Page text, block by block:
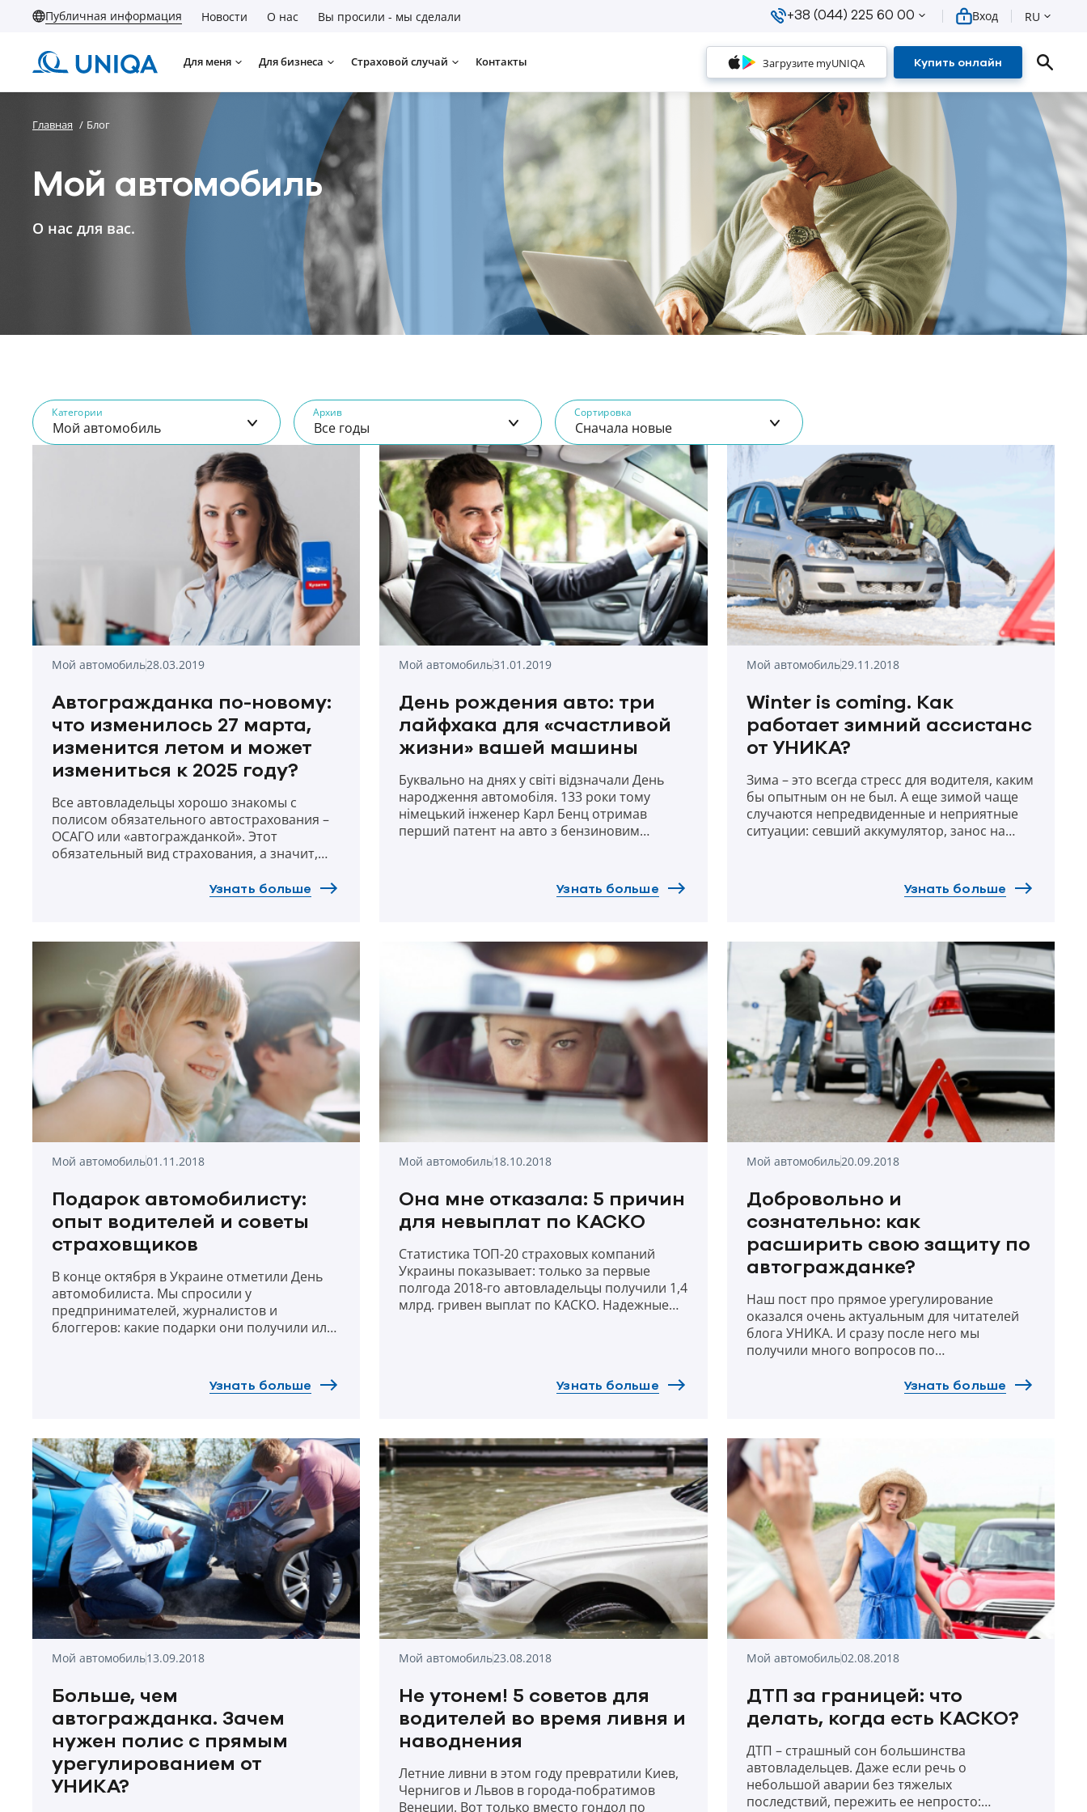
Публичная информация Новости О нас Вы просили - мы сделали +38 (044) 225 60 00 Вход RU
Для меня Для бизнеса Страховой случай Контакты Загрузите myUNIQA Купить онлайн
Главная / Блог
Мой автомобиль
О нас для вас.
Категории
Мой автомобиль
Архив
Все годы
Сортировка
Сначала новые
Мой автомобиль28.03.2019
Автогражданка по-новому:
что изменилось 27 марта,
изменится летом и может
измениться к 2025 году?
Все автовладельцы хорошо знакомы с
полисом обязательного автострахования –
ОСАГО или «автогражданкой». Этот
обязательный вид страхования, а значит,
общегосударственном уровне и строго
правила, и это только начало. Что ждет всех
водителей и страховщиков ОСАГО в
ближайшие дни, месяцы и несколько лет?
Узнать больше
Мой автомобиль31.01.2019
День рождения авто: три
лайфхака для «счастливой
жизни» вашей машины
Буквально на днях у світі відзначали День
народження автомобіля. 133 роки тому
німецький інженер Карл Бенц отримав
перший патент на авто з бензиновим
та їх власників. Дотримуючись їх, можна
знизити ризики аварій, раптових поломок
Узнать больше
Мой автомобиль29.11.2018
Winter is coming. Как
работает зимний ассистанс
от УНИКА?
Зима – это всегда стресс для водителя, каким
бы опытным он не был. А еще зимой чаще
случаются непредвиденные и неприятные
ситуации: севший аккумулятор, занос на
с УНИКА, до наступления холодов – стрессов
точно станет меньше. Почему?
Узнать больше
Мой автомобиль01.11.2018
Подарок автомобилисту:
опыт водителей и советы
страховщиков
В конце октября в Украине отметили День
автомобилиста. Мы спросили у
предпринимателей, журналистов и
блоггеров: какие подарки они получили или
программы могут стать полезным подарком
Узнать больше
Мой автомобиль18.10.2018
Она мне отказала: 5 причин
для невыплат по КАСКО
Статистика ТОП-20 страховых компаний
Украины показывает: только за первые
полгода 2018-го автовладельцы получили 1,4
млрд. гривен выплат по КАСКО. Надежные
есть исключения: сегодня мы расскажем,
Узнать больше
Мой автомобиль20.09.2018
Добровольно и
сознательно: как
расширить свою защиту по
автогражданке?
Наш пост про прямое урегулирование
оказался очень актуальным для читателей
блога УНИКА. И сразу после него мы
получили много вопросов по
водители называют добровольное
обязательным полисом. Что это за
страховка? И зачем она, если автовладелец
уже купил обычную автогражданку?
Рассказываем.
Узнать больше
Мой автомобиль13.09.2018
Больше, чем
автогражданка. Зачем
нужен полис с прямым
урегулированием от
УНИКА?
Мой автомобиль23.08.2018
Не утонем! 5 советов для
водителей во время ливня и
наводнения
Летние ливни в этом году превратили Киев,
Чернигов и Львов в города-побратимов
Венеции. Вот только вместо гондол по
Мой автомобиль02.08.2018
ДТП за границей: что
делать, когда есть КАСКО?
ДТП – страшный сон большинства
автовладельцев. Даже если речь о
небольшой аварии без тяжелых
последствий, пережить ее непросто: